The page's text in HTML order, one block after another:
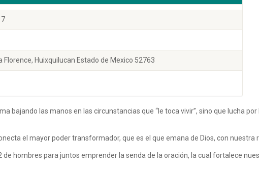
Florence, Huixquilucan Estado de Mexico 52763
bajando las manos en las circunstancias que “le toca vivir”, sino que lucha
el mayor poder transformador, que es el que emana de Dios, con nuestra
de hombres para juntos emprender la senda de la oración, la cual fortalece